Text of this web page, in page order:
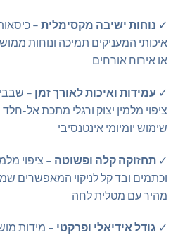
✓ נוחות ישיבה מקסימלית –
איכותי המעניקים תמיכה ונוחות
או אירוח אורחים
✓ עמידות ואיכות לאורך זמן –
ציפוי מלמין יצוק ורגלי מתכת אל-
שימוש יומיומי אינטנסיבי
✓ תחזוקה קלה ופשוטה – ציפוי
וכתמים ובד קל לניקוי המאפשרים
מהיר עם מטלית לחה
✓ גודל אידיאלי ופרקטי